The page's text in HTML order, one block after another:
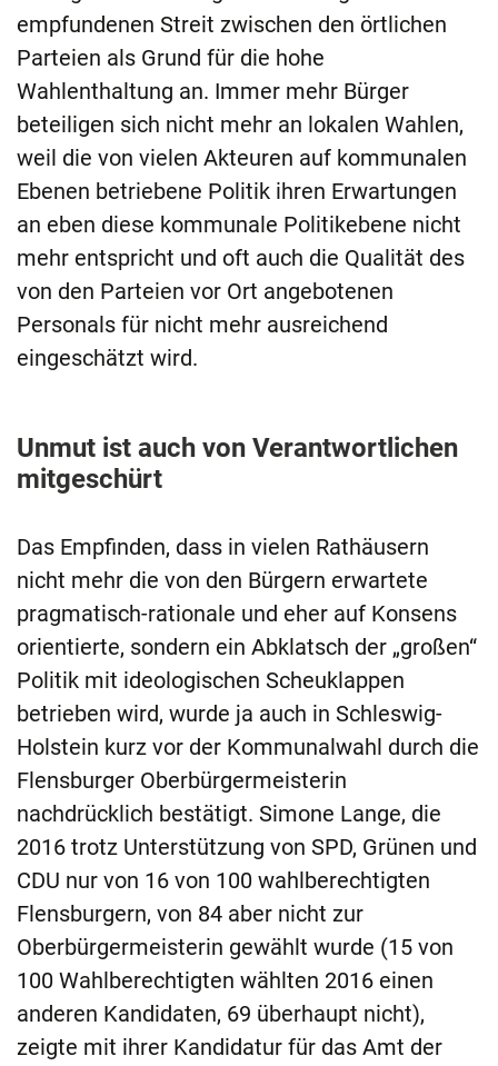
empfundenen Streit zwischen den örtlichen
Parteien als Grund für die hohe
Wahlenthaltung an. Immer mehr Bürger
beteiligen sich nicht mehr an lokalen Wahlen,
weil die von vielen Akteuren auf kommunalen
Ebenen betriebene Politik ihren Erwartungen
an eben diese kommunale Politikebene nicht
mehr entspricht und oft auch die Qualität des
von den Parteien vor Ort angebotenen
Personals für nicht mehr ausreichend
eingeschätzt wird.
Unmut ist auch von Verantwortlichen
mitgeschürt
Das Empfinden, dass in vielen Rathäusern
nicht mehr die von den Bürgern erwartete
pragmatisch-rationale und eher auf Konsens
orientierte, sondern ein Abklatsch der „großen“
Politik mit ideologischen Scheuklappen
betrieben wird, wurde ja auch in Schleswig-
Holstein kurz vor der Kommunalwahl durch die
Flensburger Oberbürgermeisterin
nachdrücklich bestätigt. Simone Lange, die
2016 trotz Unterstützung von SPD, Grünen und
CDU nur von 16 von 100 wahlberechtigten
Flensburgern, von 84 aber nicht zur
Oberbürgermeisterin gewählt wurde (15 von
100 Wahlberechtigten wählten 2016 einen
anderen Kandidaten, 69 überhaupt nicht),
zeigte mit ihrer Kandidatur für das Amt der